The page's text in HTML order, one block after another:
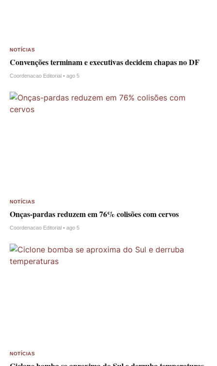
NOTÍCIAS
Convenções terminam e executivas decidem chapas no DF
Coordenacao Editorial • ago 5
NOTÍCIAS
Onças-pardas reduzem em 76% colisões com cervos
Coordenacao Editorial • ago 5
NOTÍCIAS